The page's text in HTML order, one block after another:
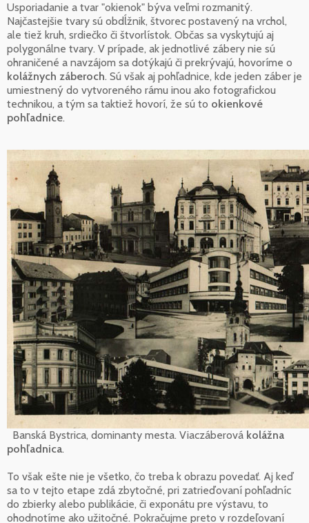
Usporiadanie a tvar "okienok" býva veľmi rozmanitý.
Najčastejšie tvary sú obdĺžnik, štvorec postavený na vrchol,
ale tiež kruh, srdiečko či štvorlístok. Občas sa vyskytujú aj
polygonálne tvary. V prípade, ak jednotlivé zábery nie sú
ohraničené a navzájom sa dotýkajú či prekrývajú, hovoríme o
kolážnych záberoch. Sú však aj pohľadnice, kde jeden záber je
umiestnený do vytvoreného rámu inou ako fotografickou
technikou, a tým sa taktiež hovorí, že sú to okienkové
pohľadnice.
Banská Bystrica, dominanty mesta. Viaczáberová kolážna
pohľadnica.
To však ešte nie je všetko, čo treba k obrazu povedať. Aj keď
sa to v tejto etape zdá zbytočné, pri zatrieďovaní pohľadníc
do zbierky alebo publikácie, či exponátu pre výstavu, to
ohodnotíme ako užitočné. Pokračujme preto v rozdeľovaní